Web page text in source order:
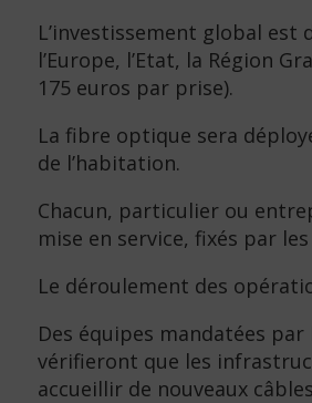
L’investissement global est
l’Europe, l’Etat, la Région
175 euros par prise).
La fibre optique sera
de l’habitation.
Chacun, particulier ou
mise en service, fixés par
Le déroulement des
Des équipes mandatées
vérifieront que les
accueillir de nouveaux